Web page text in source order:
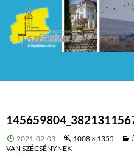
2021-02-03 1008 × 1355
VAN SZÉCSÉNYNEK